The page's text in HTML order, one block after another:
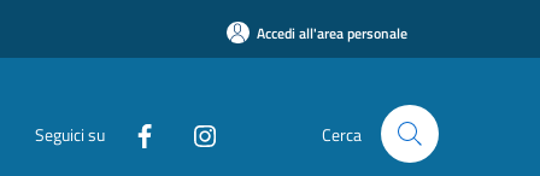
Accedi all'area personale
Seguici su Cerca